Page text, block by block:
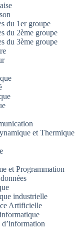
du 1er groupe
du 2ème groupe
du 3ème groupe
et Thermique
et Programmation
industrielle
Artificielle
d’information